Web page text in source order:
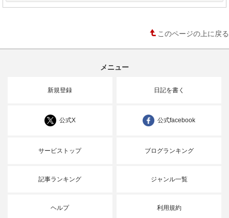
このページの上に戻る
メニュー
新規登録 日記を書く
公式X 公式facebook
サービストップ ブログランキング
記事ランキング ジャンル一覧
ヘルプ 利用規約